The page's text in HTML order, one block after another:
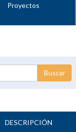
Proyectos
DESCRIPCIÓN